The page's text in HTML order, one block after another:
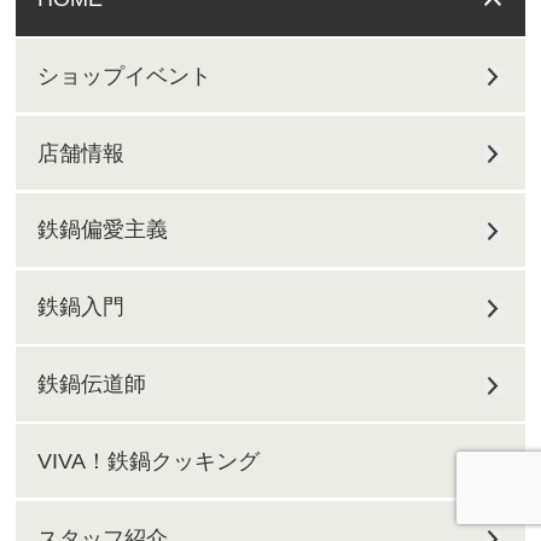
ショップイベント
店舗情報
鉄鍋偏愛主義
鉄鍋入門
鉄鍋伝道師
VIVA！鉄鍋クッキング